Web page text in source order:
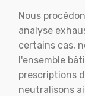
Nous
analyse
certains cas,
l'ensemble
prescriptions
neutralisons